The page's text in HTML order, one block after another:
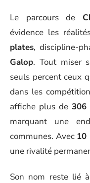
Le parcours de
évidence les
plates, discipline-
Galop. Tout miser
seuls percent ceux
dans les
affiche plus de306
marquant une
communes. Avec 10
une rivalité
Son nom reste lié